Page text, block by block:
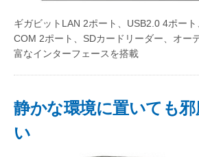
ギガビットLAN 2ポート、USB2.0 4ポート
COM 2ポート、SDカードリーダー、オー
富なインターフェースを搭載
静かな環境に置いても
い